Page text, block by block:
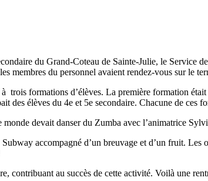
du Grand-Coteau de Sainte-Julie, le Service
membres du personnel avaient rendez-vous sur le
formations d’élèves. La première formation
des élèves du 4e et 5e secondaire. Chacune de ces
devait danser du Zumba avec l’animatrice
accompagné d’un breuvage et d’un fruit.
contribuant au succès de cette activité. Voilà une